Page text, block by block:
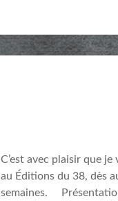
C’est avec plaisir que
au Éditions du 38, dès
semaines.